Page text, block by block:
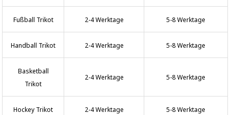
Fußball Trikot 2-4 Werktage 5-8 Werktage
Handball Trikot 2-4 Werktage 5-8 Werktage
Basketball
Trikot
2-4 Werktage 5-8 Werktage
Hockey Trikot 2-4 Werktage 5-8 Werktage